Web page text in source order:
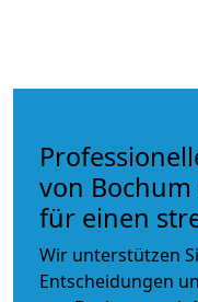
von
für einen
Wir unterstützen
Entscheidungen